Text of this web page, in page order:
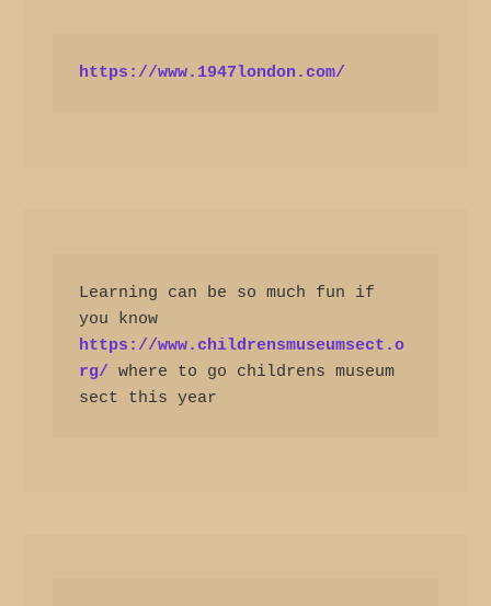
https://www.1947london.com/
Learning can be so much fun if
you know
https://www.childrensmuseumsect.o
rg/ where to go childrens museum
sect this year